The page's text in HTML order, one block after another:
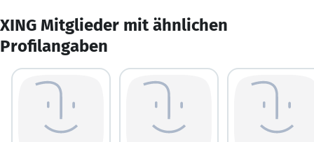
XING Mitglieder mit ähnlichen
Profilangaben